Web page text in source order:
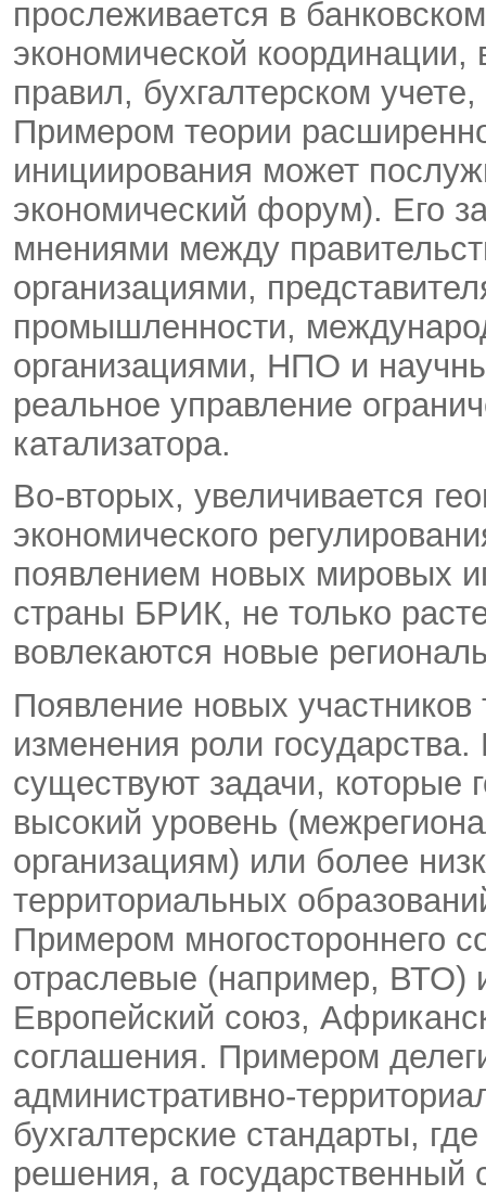
прослеживается в
экономической координации,
правил, бухгалтерском
Примером теории
инициирования может
экономический форум). Его
мнениями между
организациями,
промышленности,
организациями, НПО и
реальное управление
катализатора.
Во-вторых, увеличивается
экономического
появлением новых мировых
страны БРИК, не только
вовлекаются новые
Появление новых участников
изменения роли
существуют задачи, которые
высокий уровень
организациям) или более
территориальных
Примером многостороннего
отраслевые (например, ВТО)
Европейский союз,
соглашения. Примером
административно-
бухгалтерские стандарты,
решения, а государственный